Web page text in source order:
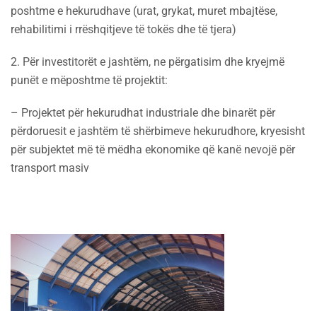
poshtme e hekurudhave (urat, grykat, muret mbajtëse,
rehabilitimi i rrëshqitjeve të tokës dhe të tjera)
2. Për investitorët e jashtëm, ne përgatisim dhe kryejmë
punët e mëposhtme të projektit:
– Projektet për hekurudhat industriale dhe binarët për
përdoruesit e jashtëm të shërbimeve hekurudhore, kryesisht
për subjektet më të mëdha ekonomike që kanë nevojë për
transport masiv